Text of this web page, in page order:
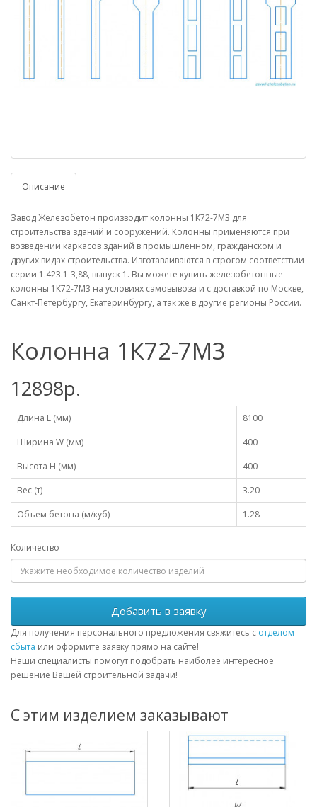
Описание
Завод Железобетон производит колонны 1К72-7М3 для
строительства зданий и сооружений. Колонны применяются при
возведении каркасов зданий в промышленном, гражданском и
других видах строительства. Изготавливаются в строгом соответствии
серии 1.423.1-3,88, выпуск 1. Вы можете купить железобетонные
колонны 1К72-7М3 на условиях самовывоза и с доставкой по Москве,
Санкт-Петербургу, Екатеринбургу, а так же в другие регионы России.
Колонна 1К72-7М3
12898р.
Длина L (мм)
8100
Ширина W (мм)
400
Высота H (мм)
400
Вес (т)
3.20
Объем бетона (м/куб)
1.28
Количество
Добавить в заявку
Для получения персонального предложения свяжитесь с отделом
сбыта или оформите заявку прямо на сайте!
Наши специалисты помогут подобрать наиболее интересное
решение Вашей строительной задачи!
С этим изделием заказывают